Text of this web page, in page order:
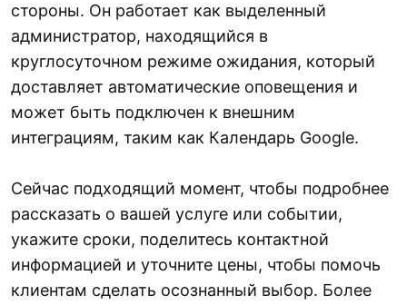
стороны. Он работает как выделенный
администратор, находящийся в
круглосуточном режиме ожидания, который
доставляет автоматические оповещения и
может быть подключен к внешним
интеграциям, таким как Календарь Google.
Сейчас подходящий момент, чтобы подробнее
рассказать о вашей услуге или событии,
укажите сроки, поделитесь контактной
информацией и уточните цены, чтобы помочь
клиентам сделать осознанный выбор. Более